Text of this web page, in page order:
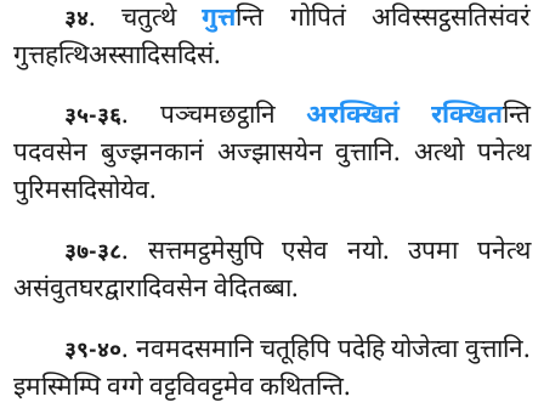
३४. चतुत्थेगुत्तन्ति गोपितं अविस्सट्ठसतिसंवरं
गुत्तहत्थिअस्सादिसदिसं.
३५-३६. पञ्चमछट्ठानिअरक्खितं रक्खितन्ति
पदवसेन बुज्झनकानं अज्झासयेन वुत्तानि. अत्थो पनेत्थ
पुरिमसदिसोयेव.
३७-३८. सत्तमट्ठमेसुपिएसेव नयो. उपमा पनेत्थ
असंवुतघरद्वारादिवसेन वेदितब्बा.
३९-४०. नवमदसमानि चतूहिपि पदेहि योजेत्वा वुत्तानि.
इमस्मिम्पि वग्गे वट्टविवट्टमेव कथितन्ति.